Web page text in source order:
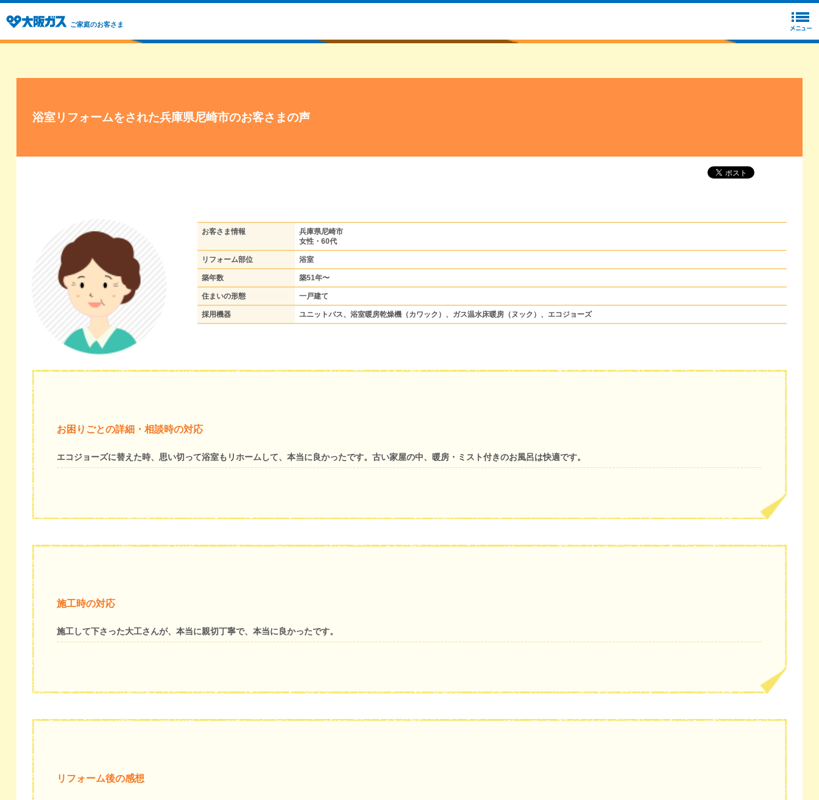
ご家庭のお客さま
浴室リフォームをされた兵庫県尼崎市のお客さまの声
お客さま情報
兵庫県尼崎市
女性・60代
リフォーム部位 浴室
築年数 築51年〜
住まいの形態 一戸建て
採用機器 ユニットバス、浴室暖房乾燥機（カワック）、ガス温水床暖房（ヌック）、エコジョーズ
お困りごとの詳細・相談時の対応
エコジョーズに替えた時、思い切って浴室もリホームして、本当に良かったです。古い家屋の中、暖房・ミスト付きのお風呂は快適です。
施工時の対応
施工して下さった大工さんが、本当に親切丁寧で、本当に良かったです。
リフォーム後の感想